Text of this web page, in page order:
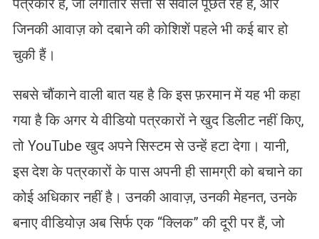
पत्रकार हैं, जो लगातार सत्ता से सवाल पूछते रहे हैं, और
जिनकी आवाज़ को दबाने की कोशिशें पहले भी कई बार हो
चुकी हैं।
सबसे चौंकाने वाली बात यह है कि इस फ़रमान में यह भी कहा
गया है कि अगर ये वीडियो पत्रकारों ने खुद डिलीट नहीं किए,
तो YouTube खुद अपने सिस्टम से उन्हें हटा देगा। यानी,
इस देश के पत्रकारों के पास अपनी ही सामग्री को बचाने का
कोई अधिकार नहीं है। उनकी आवाज़, उनकी मेहनत, उनके
बनाए वीडियोज़ अब सिर्फ एक “क्लिक” की दूरी पर हैं, जो